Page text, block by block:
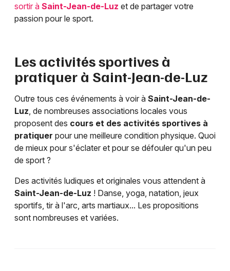
sortir à Saint-Jean-de-Luz et de partager votre
passion pour le sport.
Les activités sportives à
pratiquer à Saint-Jean-de-Luz
Outre tous ces événements à voir à Saint-Jean-de-
Luz , de nombreuses associations locales vous
proposent des cours et des activités sportives à
pratiquer pour une meilleure condition physique. Quoi
de mieux pour s'éclater et pour se défouler qu'un peu
de sport ?
Des activités ludiques et originales vous attendent à
Saint-Jean-de-Luz ! Danse, yoga, natation, jeux
sportifs, tir à l'arc, arts martiaux... Les propositions
sont nombreuses et variées.